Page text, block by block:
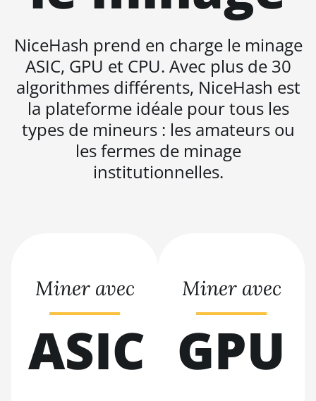
Hyd (279Th)
BITMAIN AntMiner S19j
Pro (100Th)
BITMAIN AntMiner S19j
Pro (104Th)
BITMAIN AntMiner S19j
Pro+ (120Th)
Hyd. (335Th)
BITMAIN AntMiner S21 Pro
NiceHash prend en charge le minage
ASIC, GPU et CPU. Avec plus de 30
algorithmes différents, NiceHash est
la plateforme idéale pour tous les
types de mineurs : les amateurs ou
les fermes de minage
institutionnelles.
Miner avec
ASIC
Miner avec
GPU